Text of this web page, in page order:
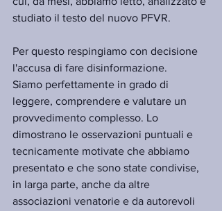
studiato il testo del nuovo PFVR.
Per questo respingiamo con decisione
l'accusa di fare disinformazione.
Siamo perfettamente in grado di
leggere, comprendere e valutare un
provvedimento complesso. Lo
dimostrano le osservazioni puntuali e
tecnicamente motivate che abbiamo
presentato e che sono state condivise,
in larga parte, anche da altre
associazioni venatorie e da autorevoli